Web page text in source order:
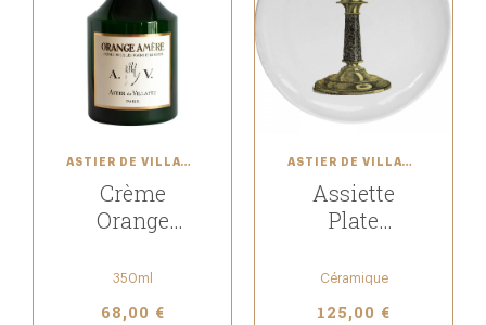
ASTIER DE VILLATTE
Crème
Orange
350ml
68,00 €
ASTIER DE VILLATTE
Assiette
Plate
Céramique
125,00 €